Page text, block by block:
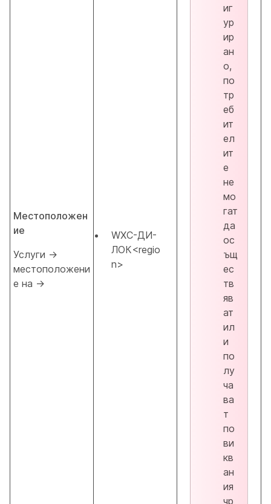
Местоположен
ие
Услуги →
местоположени
е на →
WXC-ДИ-
ЛОК<regio
n>
иг
ур
ир
ан
о,
по
тр
еб
ит
ел
ит
е
не
мо
гат
да
ос
ъщ
ес
тв
яв
ат
ил
и
по
лу
ча
ва
т
по
ви
кв
ан
ия
чр